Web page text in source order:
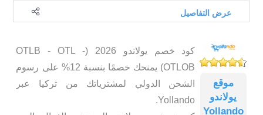
عرض التفاصيل
موقع
يولاندو
Yollando
كود خصم يولاندو 2026 (OTLB - OTL -
OTLOB) يمنحك خصمًا بنسبة 12% على رسوم
الشحن الدولي لمشترياتك من تركيا عبر
Yollando.